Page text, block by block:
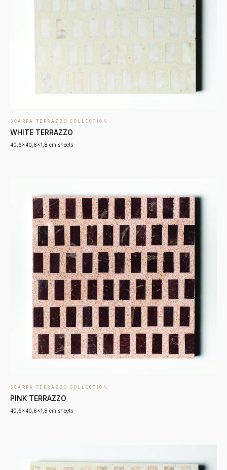
SCARPA TERRAZZO COLLECTION
WHITE TERRAZZO
40,6x40,6x1,8 cm sheets
SCARPA TERRAZZO COLLECTION
PINK TERRAZZO
40,6x40,6x1,8 cm sheets